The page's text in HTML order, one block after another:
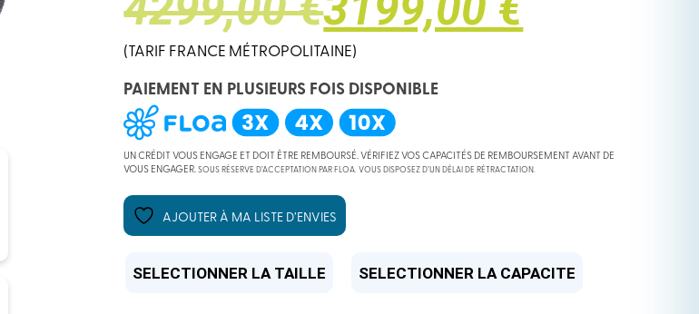
PRIX
INITIAL
ÉTAIT :
4299,00 €.
PRIX
ACTUEL
EST :
3199,00 €.
(TARIF FRANCE MÉTROPOLITAINE)
PAIEMENT EN PLUSIEURS FOIS DISPONIBLE
UN CRÉDIT VOUS ENGAGE ET DOIT ÊTRE REMBOURSÉ. VÉRIFIEZ VOS CAPACITÉS DE REMBOURSEMENT AVANT DE
VOUS ENGAGER.SOUS RÉSERVE D’ACCEPTATION PAR FLOA. VOUS DISPOSEZ D’UN DÉLAI DE RÉTRACTATION.
AJOUTER À MA LISTE D’ENVIES